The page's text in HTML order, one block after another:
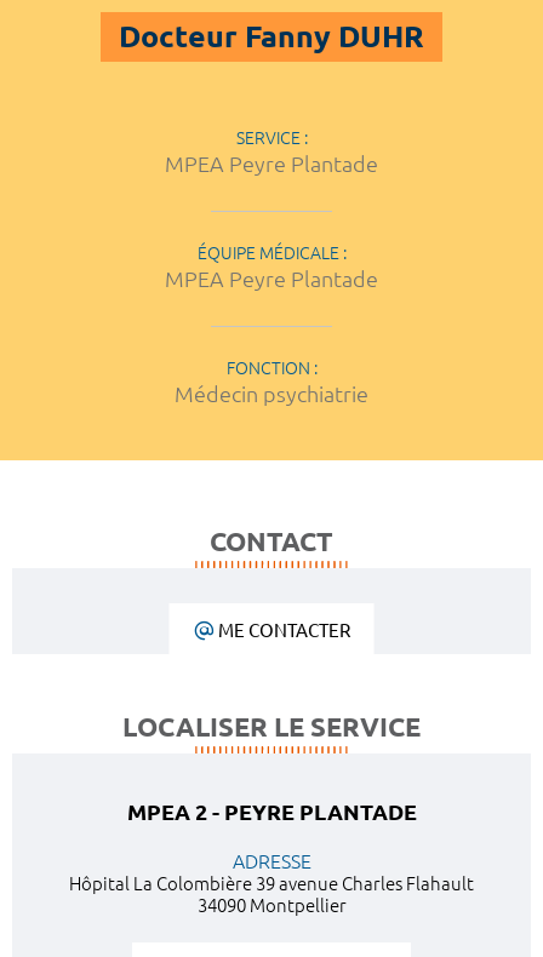
Docteur Fanny DUHR
SERVICE :
MPEA Peyre Plantade
ÉQUIPE MÉDICALE :
MPEA Peyre Plantade
FONCTION :
Médecin psychiatrie
CONTACT
ME CONTACTER
LOCALISER LE SERVICE
MPEA 2 - PEYRE PLANTADE
ADRESSE
Hôpital La Colombière 39 avenue Charles Flahault
34090 Montpellier